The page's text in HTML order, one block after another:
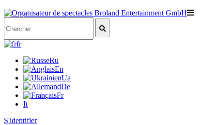
fr
Ru
En
Ua
De
Fr
It
S'identifier